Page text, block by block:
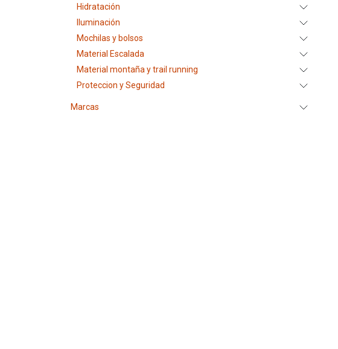
Hidratación
Iluminación
Mochilas y bolsos
Material Escalada
Material montaña y trail running
Proteccion y Seguridad
Marcas